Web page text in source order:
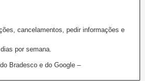
cancelamentos, pedir informações e
por semana.
Bradesco e do Google –